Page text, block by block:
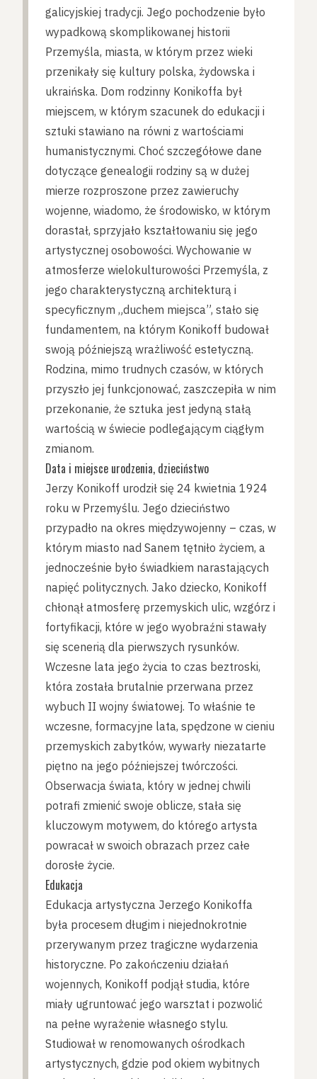
galicyjskiej tradycji. Jego pochodzenie było
wypadkową skomplikowanej historii
Przemyśla, miasta, w którym przez wieki
przenikały się kultury polska, żydowska i
ukraińska. Dom rodzinny Konikoffa był
miejscem, w którym szacunek do edukacji i
sztuki stawiano na równi z wartościami
humanistycznymi. Choć szczegółowe dane
dotyczące genealogii rodziny są w dużej
mierze rozproszone przez zawieruchy
wojenne, wiadomo, że środowisko, w którym
dorastał, sprzyjało kształtowaniu się jego
artystycznej osobowości. Wychowanie w
atmosferze wielokulturowości Przemyśla, z
jego charakterystyczną architekturą i
specyficznym „duchem miejsca”, stało się
fundamentem, na którym Konikoff budował
swoją późniejszą wrażliwość estetyczną.
Rodzina, mimo trudnych czasów, w których
przyszło jej funkcjonować, zaszczepiła w nim
przekonanie, że sztuka jest jedyną stałą
wartością w świecie podlegającym ciągłym
zmianom.
Data i miejsce urodzenia, dzieciństwo
Jerzy Konikoff urodził się 24 kwietnia 1924
roku w Przemyślu. Jego dzieciństwo
przypadło na okres międzywojenny – czas, w
którym miasto nad Sanem tętniło życiem, a
jednocześnie było świadkiem narastających
napięć politycznych. Jako dziecko, Konikoff
chłonął atmosferę przemyskich ulic, wzgórz i
fortyfikacji, które w jego wyobraźni stawały
się scenerią dla pierwszych rysunków.
Wczesne lata jego życia to czas beztroski,
która została brutalnie przerwana przez
wybuch II wojny światowej. To właśnie te
wczesne, formacyjne lata, spędzone w cieniu
przemyskich zabytków, wywarły niezatarte
piętno na jego późniejszej twórczości.
Obserwacja świata, który w jednej chwili
potrafi zmienić swoje oblicze, stała się
kluczowym motywem, do którego artysta
powracał w swoich obrazach przez całe
dorosłe życie.
Edukacja
Edukacja artystyczna Jerzego Konikoffa
była procesem długim i niejednokrotnie
przerywanym przez tragiczne wydarzenia
historyczne. Po zakończeniu działań
wojennych, Konikoff podjął studia, które
miały ugruntować jego warsztat i pozwolić
na pełne wyrażenie własnego stylu.
Studiował w renomowanych ośrodkach
artystycznych, gdzie pod okiem wybitnych